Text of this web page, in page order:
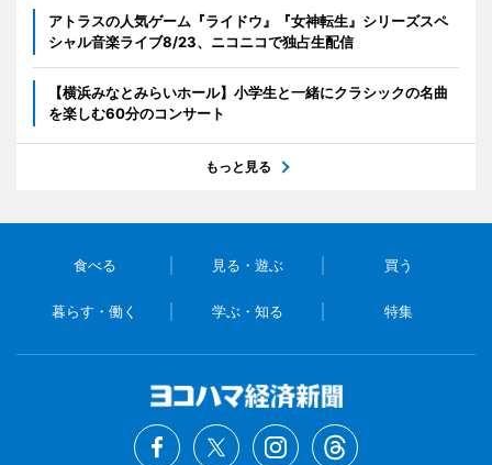
アトラスの人気ゲーム『ライドウ』『女神転生』シリーズスペ
シャル音楽ライブ8/23、ニコニコで独占生配信
【横浜みなとみらいホール】小学生と一緒にクラシックの名曲
を楽しむ60分のコンサート
もっと見る
食べる 見る・遊ぶ 買う
暮らす・働く 学ぶ・知る 特集